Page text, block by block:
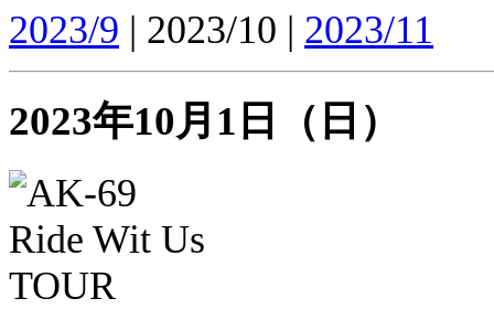
2023/9 | 2023/10 | 2023/11
2023年10月1日（日）